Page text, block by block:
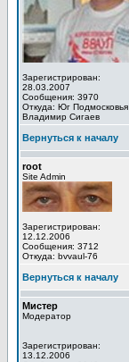
Зарегистрирован:
28.03.2007
Сообщения: 3970
Откуда: Юг Подмосковья
Владимир Сигаев
Вернуться к началу
root
Site Admin
Зарегистрирован:
12.12.2006
Сообщения: 3712
Откуда: bvvaul-76
Вернуться к началу
Мистер
Модератор
Зарегистрирован:
13.12.2006